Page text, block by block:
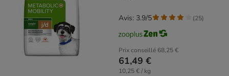
Prix conseillé 68,25 €
61,49 €
10,25 € / kg
Avis: 3.9/5 (25)